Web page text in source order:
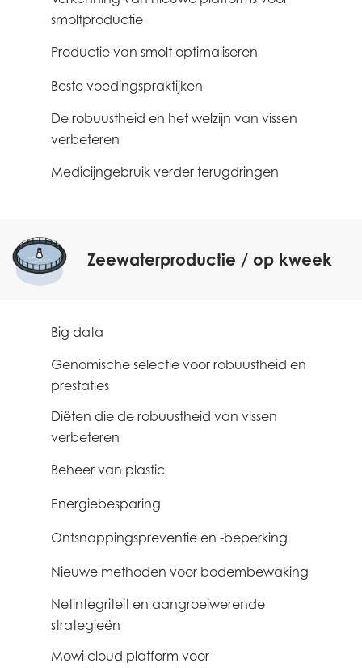
Europe
Mowi Czechia (EN)
Mowi Faroe Islands
Mowi Ireland
Mowi Italy
Mowi Poland
Mowi Scotland
Mowi Spain
Mowi Turkey
Americas
Mowi Chile
Mowi USA
smoltproductie
Productie van smolt optimaliseren
Beste voedingspraktijken
De robuustheid en het welzijn van vissen
verbeteren
Medicijngebruik verder terugdringen
Zeewaterproductie / op kweek
Big data
Genomische selectie voor robuustheid en
prestaties
Diëten die de robuustheid van vissen
verbeteren
Beheer van plastic
Energiebesparing
Ontsnappingspreventie en -beperking
Nieuwe methoden voor bodembewaking
Netintegriteit en aangroeiwerende
strategieën
Mowi cloud platform voor